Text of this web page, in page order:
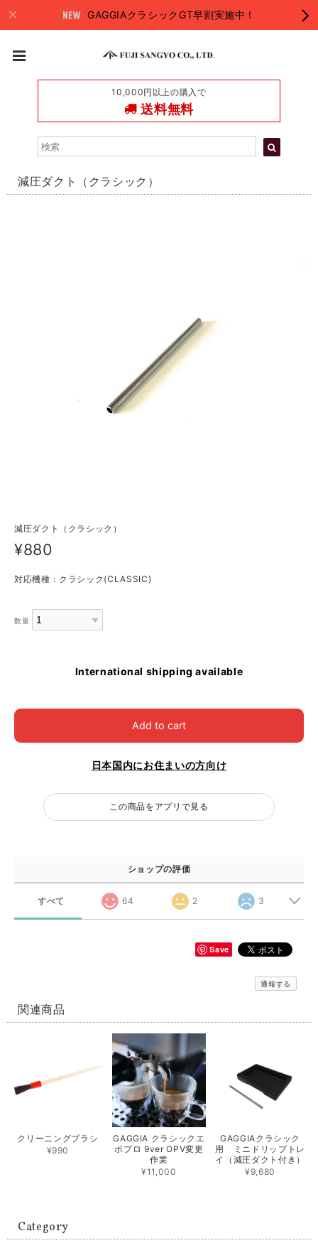
GAGGIAクラシックGT早割実施中！
10,000円以上の購入で
送料無料
減圧ダクト（クラシック）
減圧ダクト（クラシック）
¥880
対応機種：クラシック(CLASSIC)
数量
International shipping available
Add to cart
日本国内にお住まいの方向け
この商品をアプリで見る
ショップの評価
すべて 64 2 3
Save
通報する
関連商品
クリーニングブラシ
¥990
GAGGIA クラシックエ
ボプロ 9ver OPV変更
作業
¥11,000
GAGGIAクラシック
用 ミニドリップトレ
イ（減圧ダクト付き）
¥9,680
Category